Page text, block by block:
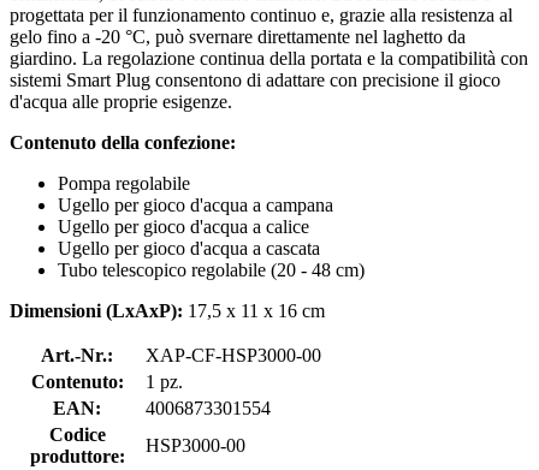
progettata per il funzionamento continuo e, grazie alla resistenza al
gelo fino a -20 °C, può svernare direttamente nel laghetto da
giardino. La regolazione continua della portata e la compatibilità con
sistemi Smart Plug consentono di adattare con precisione il gioco
d'acqua alle proprie esigenze.
Contenuto della confezione:
Pompa regolabile
Ugello per gioco d'acqua a campana
Ugello per gioco d'acqua a calice
Ugello per gioco d'acqua a cascata
Tubo telescopico regolabile (20 - 48 cm)
Dimensioni (LxAxP): 17,5 x 11 x 16 cm
Art.-Nr.:
XAP-CF-HSP3000-00
Contenuto:
1 pz.
EAN:
4006873301554
Codice
produttore:
HSP3000-00